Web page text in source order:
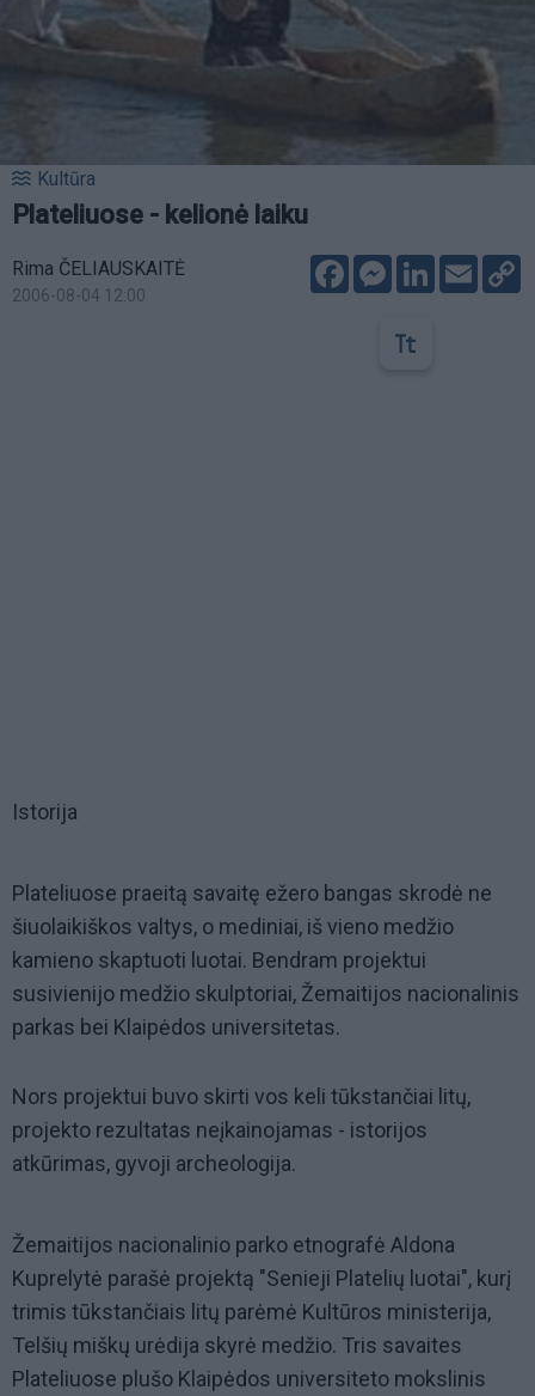
Kultūra
Plateliuose - kelionė laiku
Rima ČELIAUSKAITĖ
2006-08-04 12:00
FacebookMessenger
LinkedIn
Email
Istorija
Plateliuose praeitą savaitę ežero bangas skrodė ne
šiuolaikiškos valtys, o mediniai, iš vieno medžio
kamieno skaptuoti luotai. Bendram projektui
susivienijo medžio skulptoriai, Žemaitijos nacionalinis
parkas bei Klaipėdos universitetas.
Nors projektui buvo skirti vos keli tūkstančiai litų,
projekto rezultatas neįkainojamas - istorijos
atkūrimas, gyvoji archeologija.
Žemaitijos nacionalinio parko etnografė Aldona
Kuprelytė parašė projektą "Senieji Platelių luotai", kurį
trimis tūkstančiais litų parėmė Kultūros ministerija,
Telšių miškų urėdija skyrė medžio. Tris savaites
Plateliuose plušo Klaipėdos universiteto mokslinis